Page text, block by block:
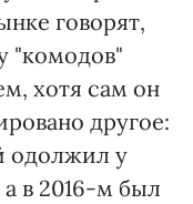
говорят,
"комодов"
хотя сам он
другое:
одолжил у
в 2016-м был